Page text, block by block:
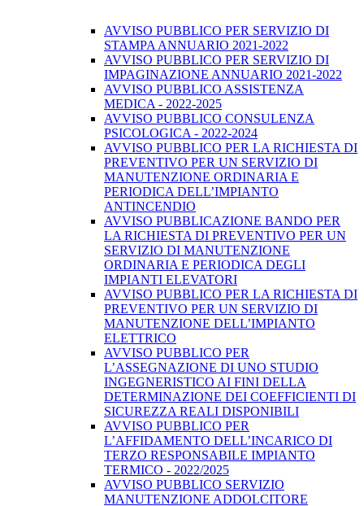
AVVISO PUBBLICO PER SERVIZIO DI
STAMPA ANNUARIO 2021-2022
AVVISO PUBBLICO PER SERVIZIO DI
IMPAGINAZIONE ANNUARIO 2021-2022
AVVISO PUBBLICO ASSISTENZA
MEDICA - 2022-2025
AVVISO PUBBLICO CONSULENZA
PSICOLOGICA - 2022-2024
AVVISO PUBBLICO PER LA RICHIESTA DI
PREVENTIVO PER UN SERVIZIO DI
MANUTENZIONE ORDINARIA E
PERIODICA DELL’IMPIANTO
ANTINCENDIO
AVVISO PUBBLICAZIONE BANDO PER
LA RICHIESTA DI PREVENTIVO PER UN
SERVIZIO DI MANUTENZIONE
ORDINARIA E PERIODICA DEGLI
IMPIANTI ELEVATORI
AVVISO PUBBLICO PER LA RICHIESTA DI
PREVENTIVO PER UN SERVIZIO DI
MANUTENZIONE DELL’IMPIANTO
ELETTRICO
AVVISO PUBBLICO PER
L’ASSEGNAZIONE DI UNO STUDIO
INGEGNERISTICO AI FINI DELLA
DETERMINAZIONE DEI COEFFICIENTI DI
SICUREZZA REALI DISPONIBILI
AVVISO PUBBLICO PER
L’AFFIDAMENTO DELL’INCARICO DI
TERZO RESPONSABILE IMPIANTO
TERMICO - 2022/2025
AVVISO PUBBLICO SERVIZIO
MANUTENZIONE ADDOLCITORE